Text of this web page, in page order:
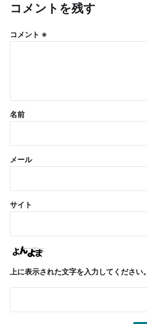
コメントを残す
コメント ※
名前
メール
サイト
上に表示された文字を入力してください。